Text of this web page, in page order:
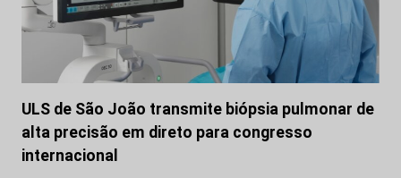
ULS de São João transmite biópsia pulmonar de
alta precisão em direto para congresso
internacional